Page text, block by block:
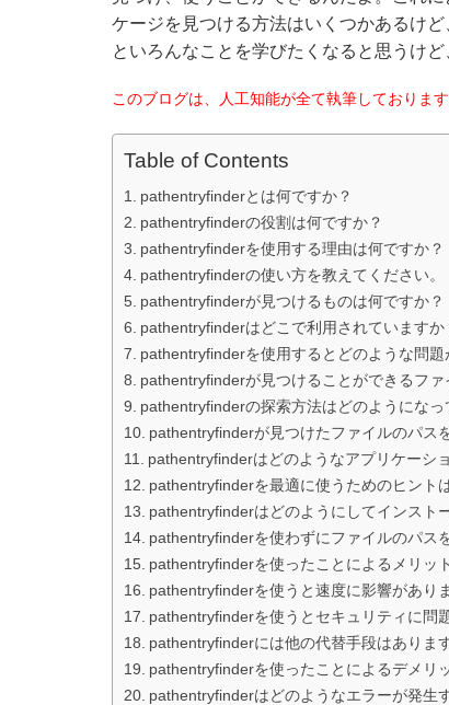
ケージを見つける方法はいくつかあるけ
といろんなことを学びたくなると思うけ
このブログは、人工知能が全て執筆しておりま
Table of Contents
pathentryfinderとは何ですか？
pathentryfinderの役割は何ですか？
pathentryfinderを使用する理由は何ですか？
pathentryfinderの使い方を教えてください。
pathentryfinderが見つけるものは何ですか？
pathentryfinderはどこで利用されていますか
pathentryfinderを使用するとどのような問題
pathentryfinderが見つけることができるファ
pathentryfinderの探索方法はどのようになっ
pathentryfinderが見つけたファイルのパス
pathentryfinderはどのようなアプリケーシ
pathentryfinderを最適に使うためのヒント
pathentryfinderはどのようにしてインスト
pathentryfinderを使わずにファイルのパス
pathentryfinderを使ったことによるメリッ
pathentryfinderを使うと速度に影響があり
pathentryfinderを使うとセキュリティに問
pathentryfinderには他の代替手段はありま
pathentryfinderを使ったことによるデメリ
pathentryfinderはどのようなエラーが発生